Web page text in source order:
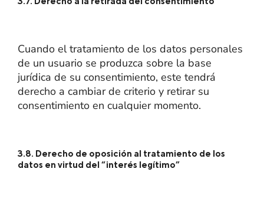
Cuando el tratamiento de los datos personales
de un usuario se produzca sobre la base
jurídica de su consentimiento, este tendrá
derecho a cambiar de criterio y retirar su
consentimiento en cualquier momento.
3.8. Derecho de oposición al tratamiento de los
datos en virtud del “interés legítimo”